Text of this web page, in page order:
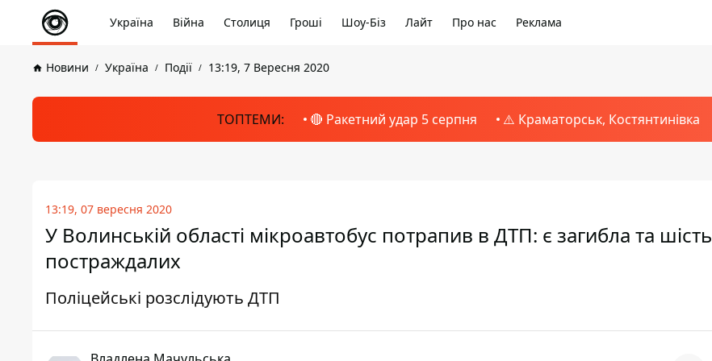
Україна Війна Столиця Гроші Шоу-Біз Лайт Про нас Реклама
Новини Україна Події 13:19, 7 Вересня 2020
ТОПТЕМИ: 🔴 Ракетний удар 5 серпня ⚠️ Краматорськ, Костянтинівка
13:19, 07 вересня 2020
У Волинській області мікроавтобус потрапив в ДТП: є загибла та шість
постраждалих
Поліцейські розслідують ДТП